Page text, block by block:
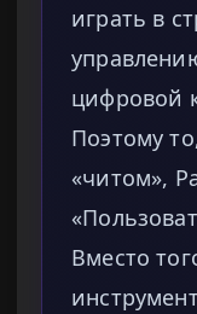
играть в
цифровой
Поэтому
«читом»,
Вместо